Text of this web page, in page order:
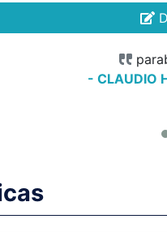
pelo trabalho
- CLAUDIO
-
pelo trabalho